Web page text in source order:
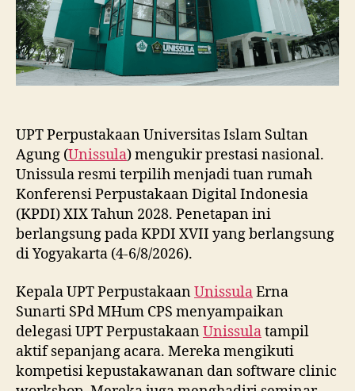
UPT Perpustakaan Universitas Islam Sultan
Agung (Unissula) mengukir prestasi nasional.
Unissula resmi terpilih menjadi tuan rumah
Konferensi Perpustakaan Digital Indonesia
(KPDI) XIX Tahun 2028. Penetapan ini
berlangsung pada KPDI XVII yang berlangsung
di Yogyakarta (4-6/8/2026).
Kepala UPT PerpustakaanUnissulaErna
Sunarti SPd MHum CPS menyampaikan
delegasi UPT PerpustakaanUnissulatampil
aktif sepanjang acara. Mereka mengikuti
kompetisi kepustakawanan dan software clinic